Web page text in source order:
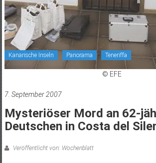
Kanarische Inseln Panorama Teneriffa
© EFE
7. September 2007
Mysteriöser Mord an 62-
Deutschen in Costa del
Veröffentlicht von: Wochenblatt